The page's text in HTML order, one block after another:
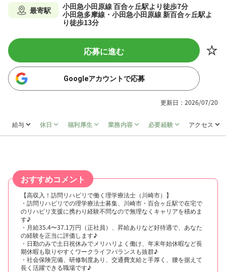
最寄駅
小田急小田原線 百合ヶ丘駅より徒歩7分
小田急多摩線・小田急小田原線 新百合ヶ丘駅よ
り徒歩13分
応募に進む
Googleアカウントで応募
更新日：2026/07/20
給与 休日 福利厚生 業務内容 必要経験 アクセス
おすすめコメント
【高収入！訪問リハビリで働く理学療法士（川崎市）】
・訪問リハビリでの理学療法士募集、川崎市・百合ヶ丘駅で在宅で
のリハビリ支援に携わり経験不問なので無理なくキャリアを積めま
す♪
・月給35.4〜37.1万円（正社員）、昇給ありなど好待遇で、あなた
の経験を正当に評価します♪
・日勤のみで土日祝休みでメリハリよく働け、年末年始休暇など長
期休暇も取りやすくワークライフバランスも抜群♪
・社会保険完備、研修制度あり、交通費支給と手厚く、腰を据えて
長く活躍できる職場です♪